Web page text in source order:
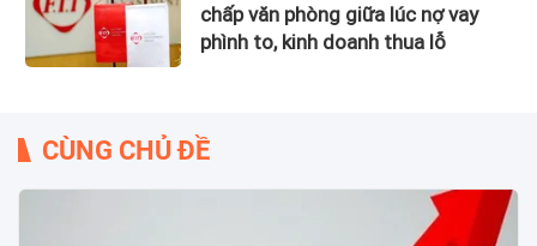
chấp văn phòng giữa lúc nợ vay
phình to, kinh doanh thua lỗ
CÙNG CHỦ ĐỀ